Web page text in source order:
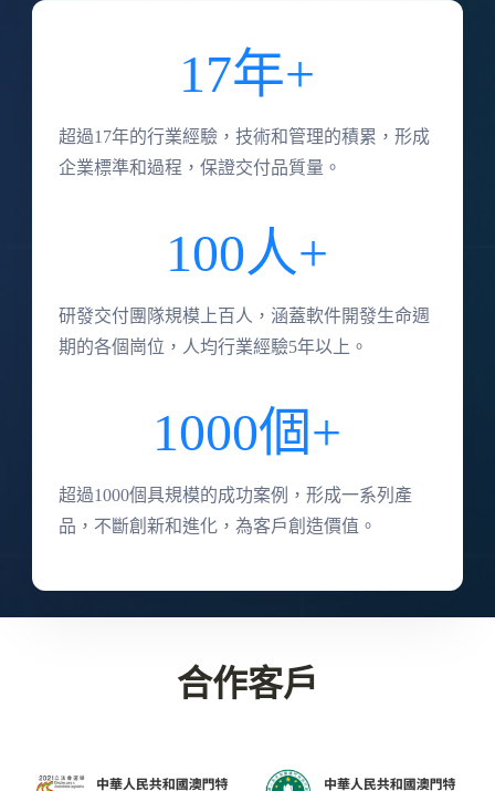
17年+
超過17年的行業經驗，技術和管理的積累，形成
企業標準和過程，保證交付品質量。
100人+
研發交付團隊規模上百人，涵蓋軟件開發生命週
期的各個崗位，人均行業經驗5年以上。
1000個+
超過1000個具規模的成功案例，形成一系列產
品，不斷創新和進化，為客戶創造價值。
合作客戶